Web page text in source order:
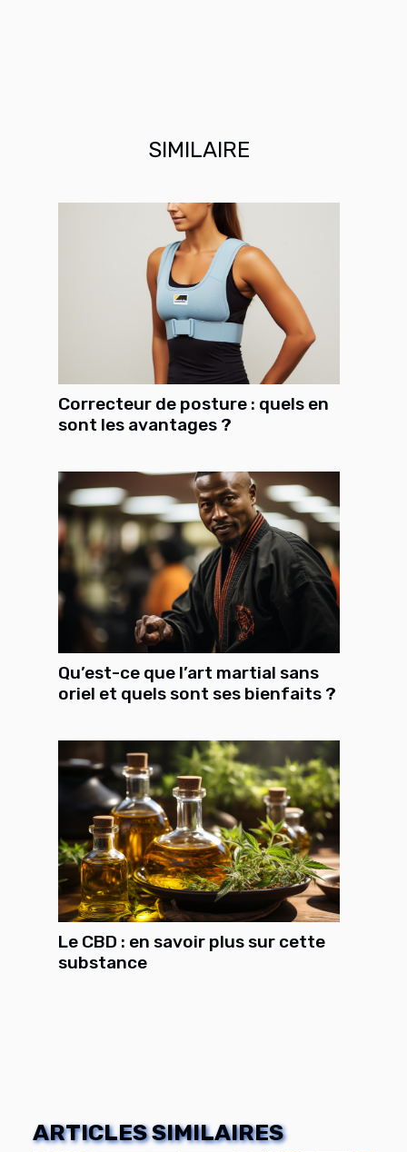
SIMILAIRE
Correcteur de posture : quels en
sont les avantages ?
Qu’est-ce que l’art martial sans
oriel et quels sont ses bienfaits ?
Le CBD : en savoir plus sur cette
substance
ARTICLES SIMILAIRES